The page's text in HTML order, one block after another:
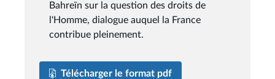
Bahreïn sur la question des droits de
l'Homme, dialogue auquel la France
contribue pleinement.
Télécharger le format pdf